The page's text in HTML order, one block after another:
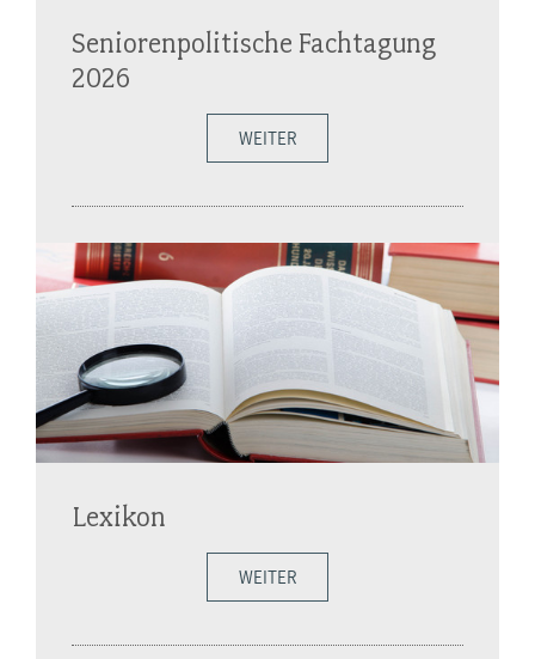
Seniorenpolitische Fachtagung
2026
WEITER
Lexikon
WEITER